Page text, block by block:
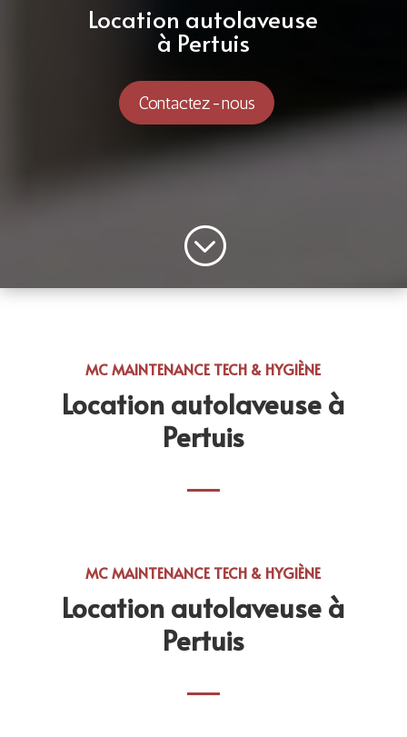
Location autolaveuse
à Pertuis
Contactez-nous
;
MC MAINTENANCE TECH & HYGIÈNE
Location autolaveuse à
Pertuis
MC MAINTENANCE TECH & HYGIÈNE
Location autolaveuse à
Pertuis